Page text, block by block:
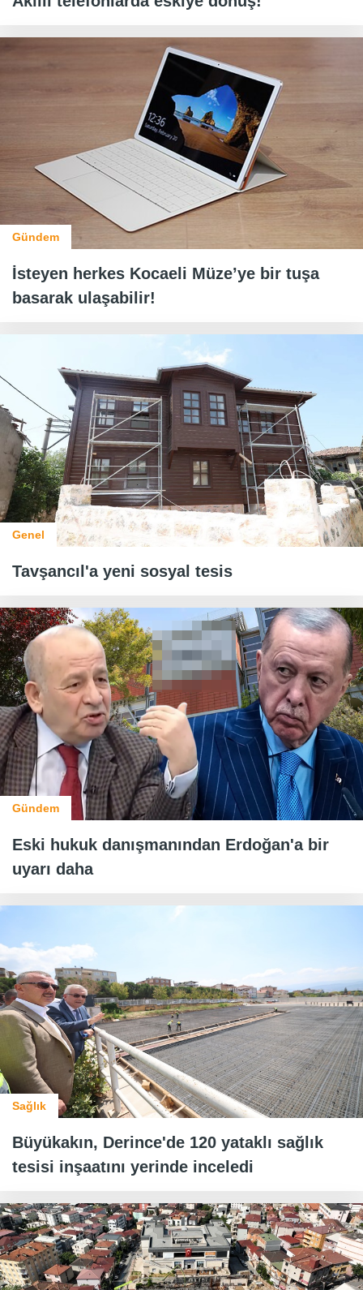
Gündem
İsteyen herkes Kocaeli Müze’ye bir tuşa
basarak ulaşabilir!
Genel
Tavşancıl'a yeni sosyal tesis
Gündem
Eski hukuk danışmanından Erdoğan'a bir
uyarı daha
Sağlık
Büyükakın, Derince'de 120 yataklı sağlık
tesisi inşaatını yerinde inceledi